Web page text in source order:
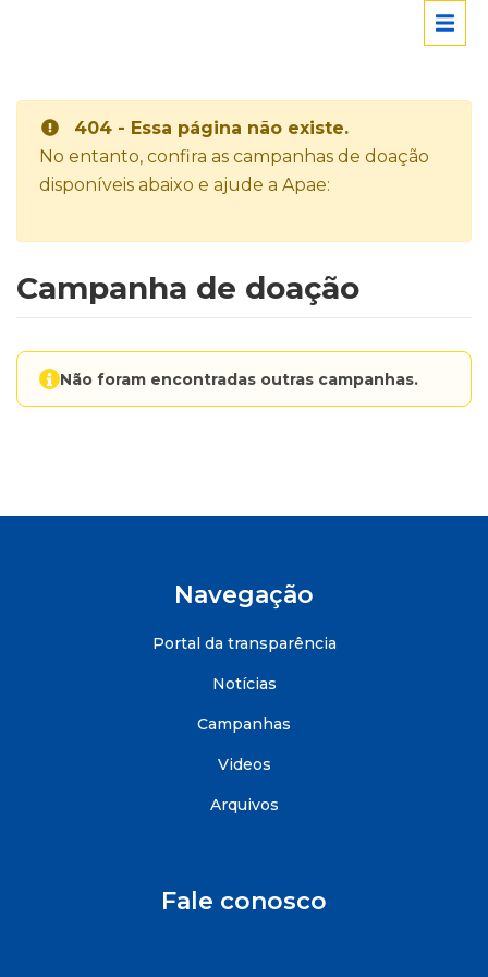
404 - Essa página não existe.
No entanto, confira as campanhas de doação
disponíveis abaixo e ajude a Apae:
Campanha de doação
Não foram encontradas outras campanhas.
Navegação
Portal da transparência
Notícias
Campanhas
Videos
Arquivos
Fale conosco